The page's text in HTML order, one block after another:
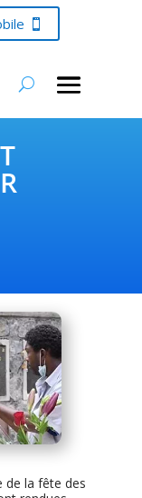
de la fête des